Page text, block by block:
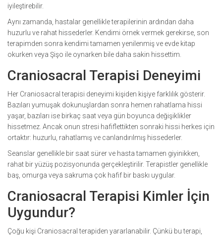
iyileştirebilir.
Aynı zamanda, hastalar genellikle terapilerinin ardından daha
huzurlu ve rahat hissederler. Kendimi örnek vermek gerekirse, son
terapimden sonra kendimi tamamen yenilenmiş ve evde kitap
okurken veya Şişo ile oynarken bile daha sakin hissettim.
Craniosacral Terapisi Deneyimi
Her Craniosacral terapisi deneyimi kişiden kişiye farklılık gösterir.
Bazıları yumuşak dokunuşlardan sonra hemen rahatlama hissi
yaşar, bazıları ise birkaç saat veya gün boyunca değişiklikler
hissetmez. Ancak onun stresi hafiflettikten sonraki hissi herkes için
ortaktır: huzurlu, rahatlamış ve canlandırılmış hissederler.
Seanslar genellikle bir saat sürer ve hasta tamamen giyinikken,
rahat bir yüzüş pozisyonunda gerçekleştirilir. Terapistler genellikle
baş, omurga veya sakruma çok hafif bir baskı uygular.
Craniosacral Terapisi Kimler İçin
Uygundur?
Çoğu kişi Craniosacral terapiden yararlanabilir. Çünkü bu terapi,